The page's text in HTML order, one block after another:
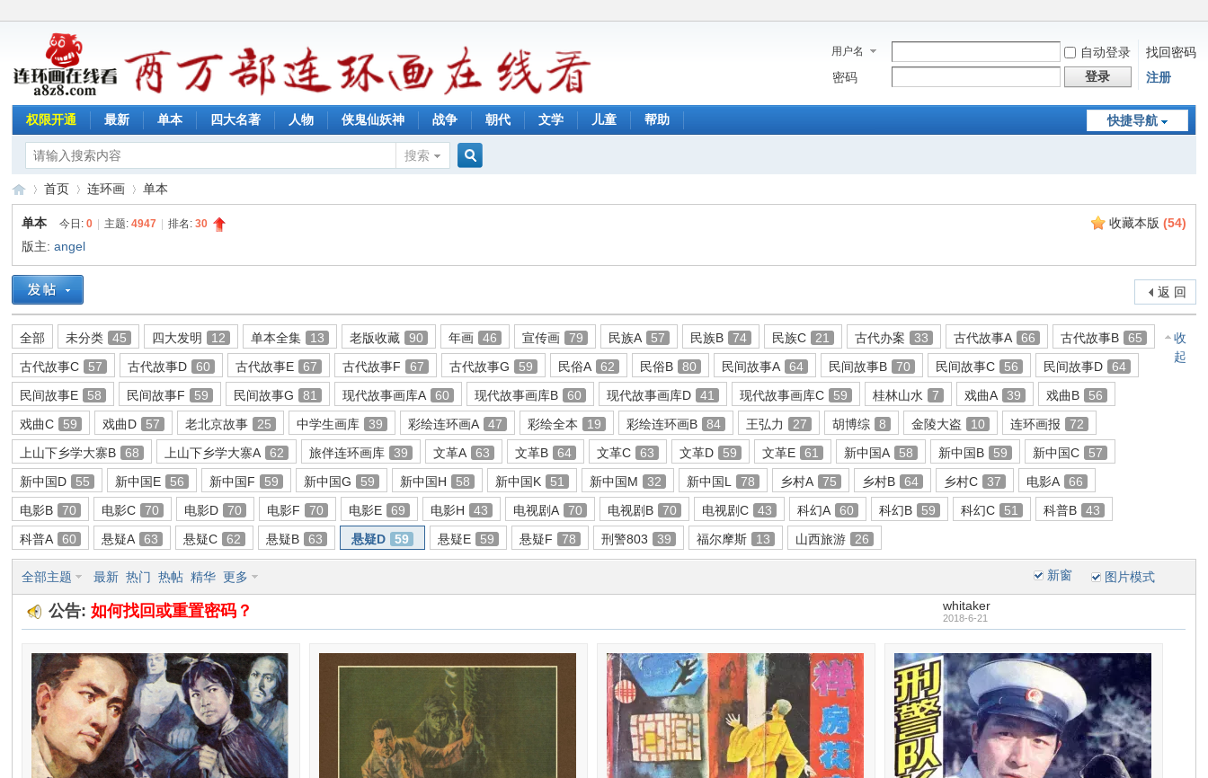
用户名 自动登录
找回密码
密码
登录 注册
快捷导航
权限开通 最新 单本 四大名著 人物 侠鬼仙妖神 战争 朝代 文学 儿童 帮助
搜索
连»
首页
›
连环画
›
单本
收藏本版 (54)
单本 今日:0 主题:4947 排名:30
版主:angel
返 回
收
起
全部 未分类 45 四大发明 12 单本全集 13 老版收藏 90 年画 46 宣传画 79 民族A 57 民族B 74 民族C 21 古代办案 33 古代故事A 66 古代故事B
65
古代故事C
57 古代故事D 60 古代故事E 67 古代故事F 67 古代故事G 59 民俗A 62 民俗B 80 民间故事A 64 民间故事B 70 民间故事C 56 民间故事D
64
民间故事E
58 民间故事F 59 民间故事G 81 现代故事画库A 60 现代故事画库B 60 现代故事画库D 41 现代故事画库C 59 桂林山水 7 戏曲A 39 戏曲B
56
戏曲C
59 戏曲D 57 老北京故事 25 中学生画库 39 彩绘连环画A 47 彩绘全本 19 彩绘连环画B 84 王弘力 27 胡博综 8 金陵大盗 10 连环画报
72
上山下乡学大寨B
68 上山下乡学大寨A 62 旅伴连环画库 39 文革A 63 文革B 64 文革C 63 文革D 59 文革E 61 新中国A 58 新中国B 59 新中国C
57
新中国D
55 新中国E 56 新中国F 59 新中国G 59 新中国H 58 新中国K 51 新中国M 32 新中国L 78 乡村A 75 乡村B 64 乡村C 37 电影A
66
电影B
70 电影C 70 电影D 70 电影F 70 电影E 69 电影H 43 电视剧A 70 电视剧B 70 电视剧C 43 科幻A 60 科幻B 59 科幻C 51 科普B
43
科普A
60 悬疑A 63 悬疑C 62 悬疑B 63 悬疑D 59 悬疑E 59 悬疑F 78 刑警803 39 福尔摩斯 13 山西旅游 26
新窗
全部主题 最新 热门 热帖 精华 更多 图片模式
公告:如何找回或重置密码？ whitaker
2018-6-21